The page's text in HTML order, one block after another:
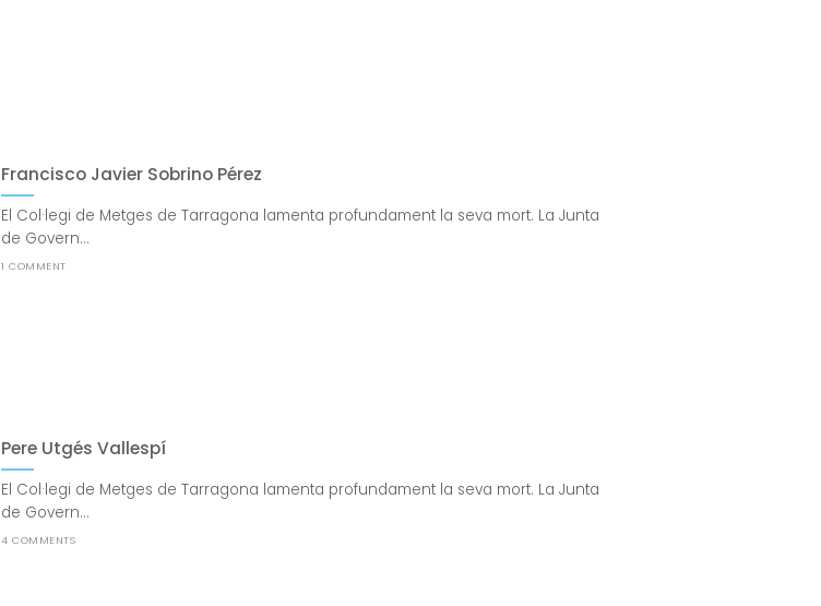
Francisco Javier Sobrino Pérez
El Col·legi de Metges de Tarragona lamenta profundament la seva mort. La Junta
de Govern...
1 COMMENT
Pere Utgés Vallespí
El Col·legi de Metges de Tarragona lamenta profundament la seva mort. La Junta
de Govern...
4 COMMENTS